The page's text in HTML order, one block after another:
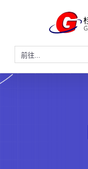
前往...